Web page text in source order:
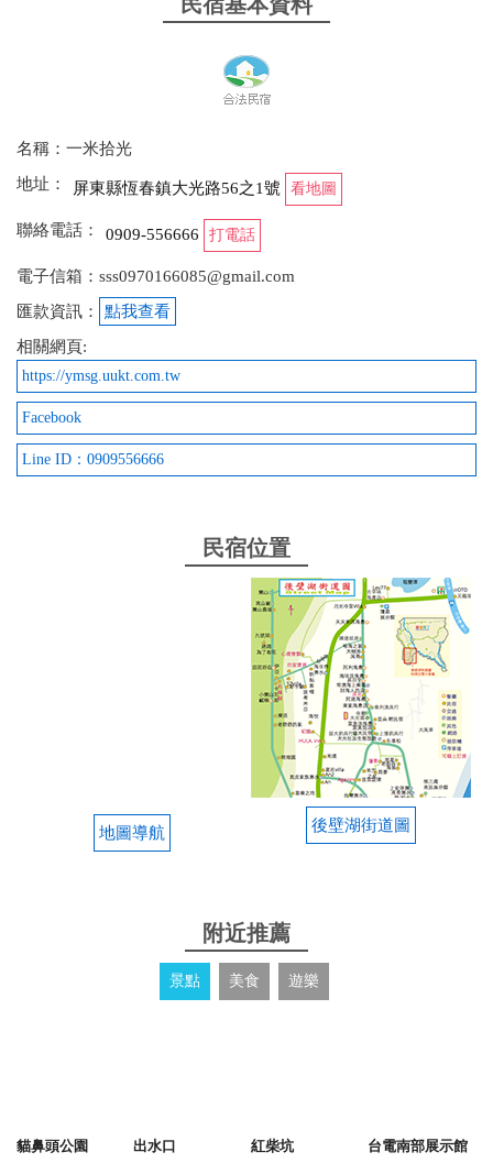
名稱：一米拾光
地址：
屏東縣恆春鎮大光路56之1號 看地圖
聯絡電話： 0909-556666 打電話
電子信箱：sss0970166085@gmail.com
匯款資訊：
點我查看
相關網頁:
https://ymsg.uukt.com.tw
Facebook
Line ID：0909556666
民宿位置
地圖導航 後壁湖街道圖
附近推薦
景點 美食 遊樂
貓鼻頭公園 出水口 紅柴坑 台電南部展示館